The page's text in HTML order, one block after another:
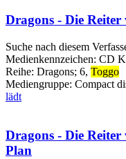
Dragons - Die
Suche nach diesem
Medienkennzeichen: CD
Reihe: Dragons; 6, Toggo
Mediengruppe: Compact
lädt
Dragons - Die
Plan